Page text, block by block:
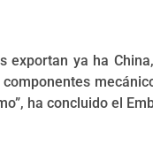
exportan ya ha
ha concluido el